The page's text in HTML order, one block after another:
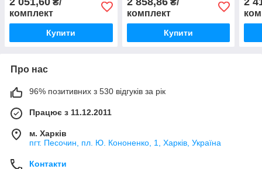
комплект
Купити
комплект
Купити
Про нас
96% позитивних з 530 відгуків за рік
Працює з 11.12.2011
м. Харків
пгт. Песочин, пл. Ю. Кононенко, 1, Харків, Україна
Контакти